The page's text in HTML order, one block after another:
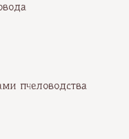
пчеловодства